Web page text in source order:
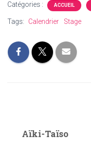
Catégories : ACCUEIL
Tags: Calendrier Stage
Aïki-Taïso